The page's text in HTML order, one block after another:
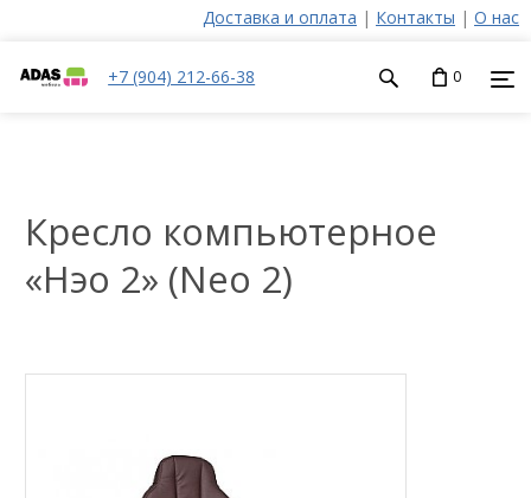
Доставка и оплата | Контакты | О нас
+7 (904) 212-66-38 0
Кресло компьютерное
«Нэо 2» (Neo 2)